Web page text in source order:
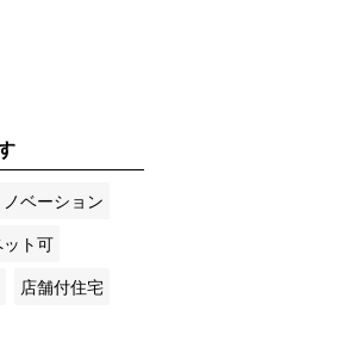
ノベーション
ト可
店舗付住宅